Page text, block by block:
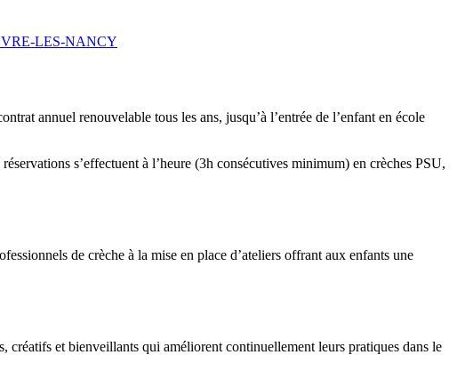
LES-NANCY
annuel renouvelable tous les ans, jusqu’à l’entrée de l’enfant en école
s’effectuent à l’heure (3h consécutives minimum) en crèches PSU,
de crèche à la mise en place d’ateliers offrant aux enfants une
créatifs et bienveillants qui améliorent continuellement leurs pratiques dans le